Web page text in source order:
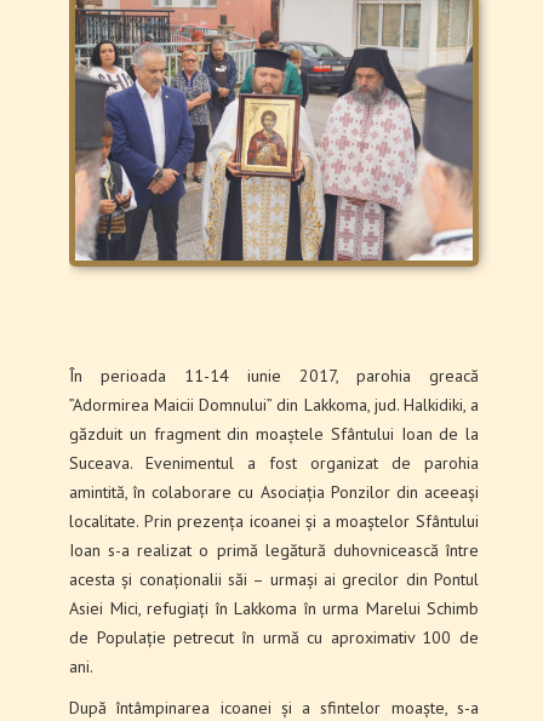
În perioada 11-14 iunie 2017, parohia greacă
”Adormirea Maicii Domnului” din Lakkoma, jud. Halkidiki, a
găzduit un fragment din moaștele Sfântului Ioan de la
Suceava. Evenimentul a fost organizat de parohia
amintită, în colaborare cu Asociația Ponzilor din aceeași
localitate. Prin prezența icoanei și a moaștelor Sfântului
Ioan s-a realizat o primă legătură duhovnicească între
acesta și conaționalii săi – urmași ai grecilor din Pontul
Asiei Mici, refugiați în Lakkoma în urma Marelui Schimb
de Populație petrecut în urmă cu aproximativ 100 de
ani.
După întâmpinarea icoanei și a sfintelor moaște, s-a